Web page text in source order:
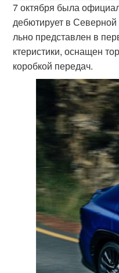
7 октября была
дебютирует в
льно представлен в
ктеристики, оснащен
коробкой передач.